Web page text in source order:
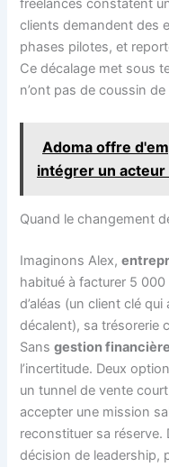
freelances constatent
clients demandent des
phases pilotes, et
Ce décalage met sous
n’ont pas de coussin
Adoma offre
intégrer un
Quand le changement
Imaginons Alex,
habitué à facturer 5 000
d’aléas (un client clé
décalent), sa trésorerie
Sansgestion financière
l’incertitude. Deux
un tunnel de vente
accepter une mission
reconstituer sa réserve.
décision de leadership,